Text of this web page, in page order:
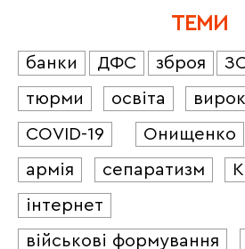
ТЕМИ
банки ДФС зброя
тюрми
освіта вирок
COVID-19
Онищенко
армія
сепаратизм
інтернет
військові формування